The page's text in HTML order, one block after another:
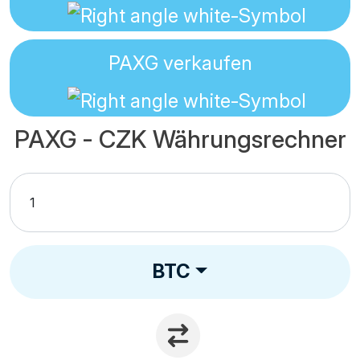
PAXG verkaufen
PAXG - CZK Währungsrechner
BTC